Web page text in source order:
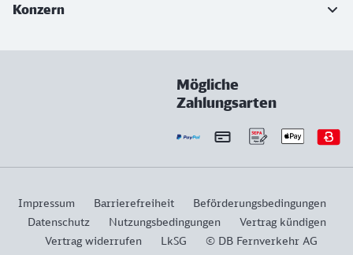
Konzern
Mögliche
Zahlungsarten
Impressum Barrierefreiheit
Beförderungsbedingungen
Datenschutz
Nutzungsbedingungen
Vertrag kündigen
Vertrag widerrufen
LkSG © DB Fernverkehr AG